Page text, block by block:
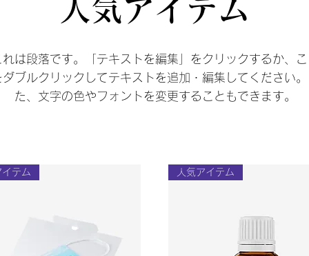
​人気アイテム
れは段落です。「テキストを編集」をクリックするか、
ダブルクリックしてテキストを追加・編集してください
た、文字の色やフォントを変更することもできます。
テム 人気アイテム